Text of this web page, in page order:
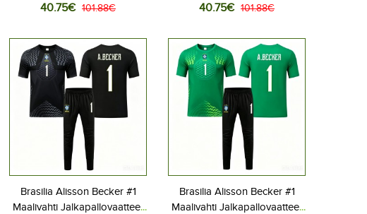
Kotipeliasu MM-kisat 2026
housut)
40.75€ 101.88€
Vieraspeliasu MM-kisat 2026
housut)
40.75€ 101.88€
Brasilia Alisson Becker #1
Maalivahti Jalkapallovaatteet
Brasilia Alisson Becker #1
Maalivahti Jalkapallovaatteet